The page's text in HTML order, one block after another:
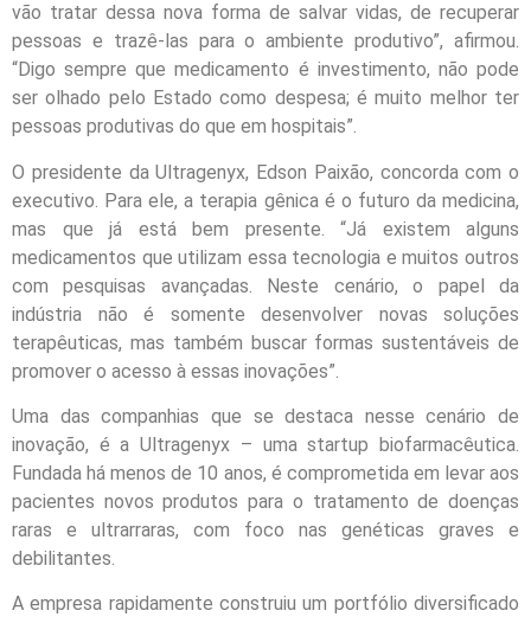
vão tratar dessa nova forma de salvar vidas, de recuperar
pessoas e trazê-las para o ambiente produtivo”, afirmou.
“Digo sempre que medicamento é investimento, não pode
ser olhado pelo Estado como despesa; é muito melhor ter
pessoas produtivas do que em hospitais”.
O presidente da Ultragenyx, Edson Paixão, concorda com o
executivo. Para ele, a terapia gênica é o futuro da medicina,
mas que já está bem presente. “Já existem alguns
medicamentos que utilizam essa tecnologia e muitos outros
com pesquisas avançadas. Neste cenário, o papel da
indústria não é somente desenvolver novas soluções
terapêuticas, mas também buscar formas sustentáveis de
promover o acesso à essas inovações”.
Uma das companhias que se destaca nesse cenário de
inovação, é a Ultragenyx – uma startup biofarmacêutica.
Fundada há menos de 10 anos, é comprometida em levar aos
pacientes novos produtos para o tratamento de doenças
raras e ultrarraras, com foco nas genéticas graves e
debilitantes.
A empresa rapidamente construiu um portfólio diversificado